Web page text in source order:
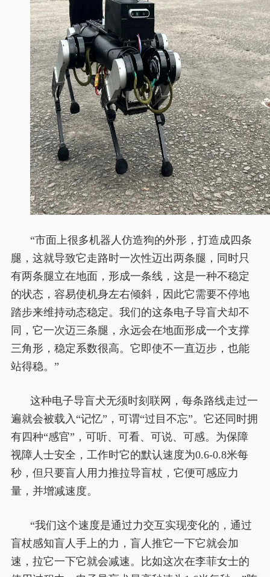
“市面上很多机器人仿造狗的外形，打造成四条
腿，这就导致它走路时一次性迈出两条腿，同时只
有两条腿立在地面，形成一条线，这是一种不稳定
的状态，容易使机身左右倾斜，因此它需要不停地
踏步来维持动态稳定。我们的这条电子导盲犬却不
同，它一次迈三条腿，永远会在地面形成一个支撑
三角形，稳定系数很高。它即使不一直迈步，也能
站得稳。”
这种电子导盲犬无须时刻联网，每条路线走过一
遍就会被载入“记忆”，可谓“过目不忘”。它还同时拥
有四种“感官”，可听、可看、可说、可感。为保障
视障人士安全，工作时它的默认速度为0.6-0.8米每
秒，但只要盲人用力推拉导盲杖，它便可感应力
量，并增减速度。
“我们这个速度是通过力交互实现变化的，通过
盲杖感知盲人手上的力，盲人推它一下它就会加
速，拉它一下它就会减速。比如这次在李菲女士的